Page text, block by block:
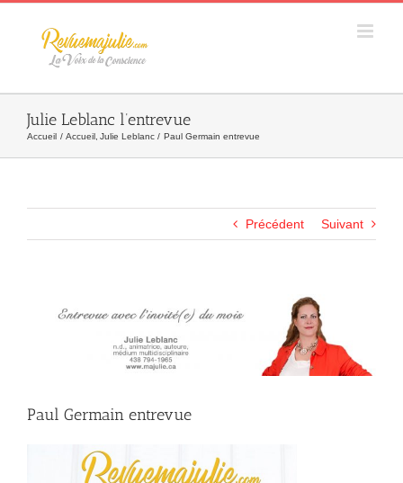
Skip
Julie Leblanc l’entrevue
Accueil Accueil Julie Leblanc Paul Germain entrevue
Précédent Suivant
l&apos;image
Paul Germain entrevue